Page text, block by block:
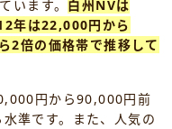
います。 白州NVは
年は22,000円から
2倍の価格帯で推移して
円から90,000円前
準です。また、人気の